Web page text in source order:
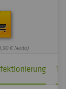
€ Netto)